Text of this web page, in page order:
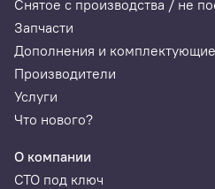
Снятое с производства / не
Запчасти
Дополнения и комплектующие
Производители
Услуги
Что нового?
О компании
СТО под ключ